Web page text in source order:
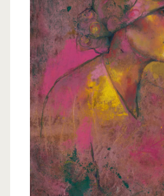
BIOGRAFÍA
OBRA ACTUAL
OBRA ANTIGUA
OBRA RELIGIOSA
DIBUJOS
DIBUJO INFANTIL
DISEÑOS